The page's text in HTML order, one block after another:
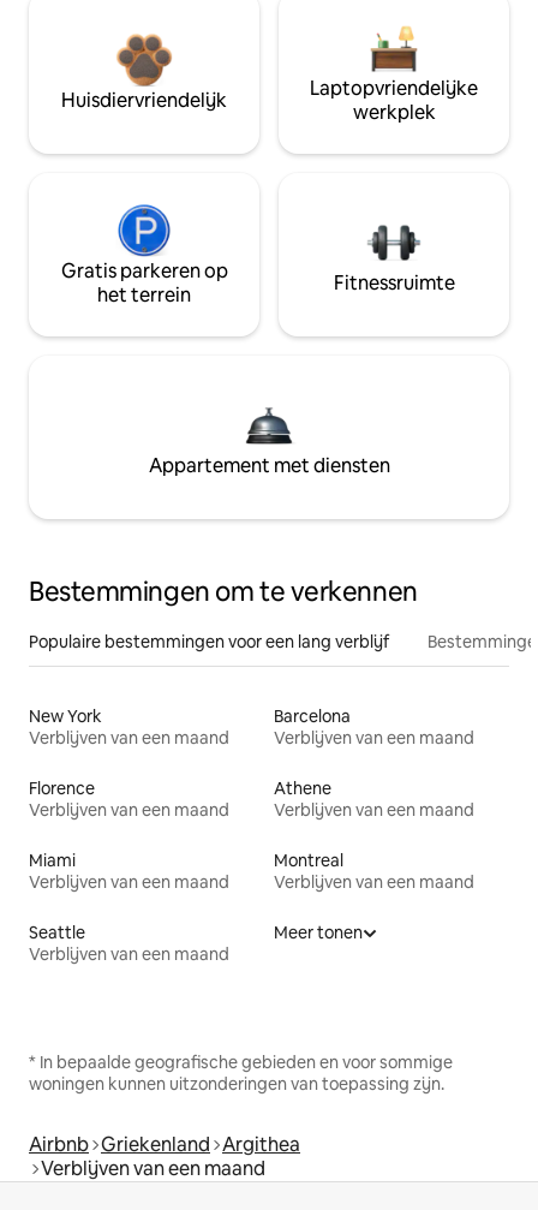
Huisdiervriendelijk
Laptopvriendelijke
werkplek
Gratis parkeren op
het terrein
Fitnessruimte
Appartement met diensten
Bestemmingen om te verkennen
Populaire bestemmingen voor een lang verblijf
New York
Verblijven van een maand
Barcelona
Verblijven van een maand
Florence
Verblijven van een maand
Athene
Verblijven van een maand
Miami
Verblijven van een maand
Montreal
Verblijven van een maand
Seattle
Verblijven van een maand
Meer tonen
* In bepaalde geografische gebieden en voor sommige
woningen kunnen uitzonderingen van toepassing zijn.
Airbnb Griekenland Argithea
Verblijven van een maand